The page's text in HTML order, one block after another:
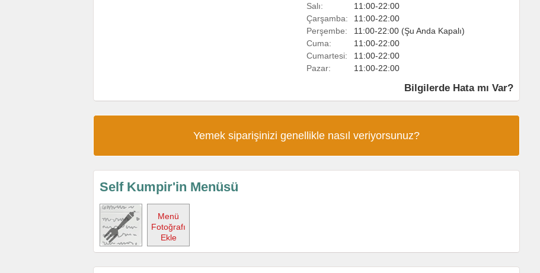
Salı:
11:00-22:00
Çarşamba:
11:00-22:00
Perşembe:
11:00-22:00 (Şu Anda Kapalı)
Cuma:
11:00-22:00
Cumartesi:
11:00-22:00
Pazar:
11:00-22:00
Bilgilerde Hata mı Var?
Yemek siparişinizi genellikle nasıl veriyorsunuz?
Self Kumpir'in Menüsü
Menü
Fotoğrafı
Ekle